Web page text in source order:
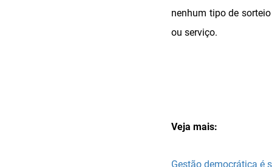
nenhum tipo de
ou serviço.
Veja mais:
Gestão democrática é